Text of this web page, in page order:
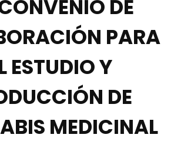
DE
PARA
ESTUDIO Y
DE
MEDICINAL